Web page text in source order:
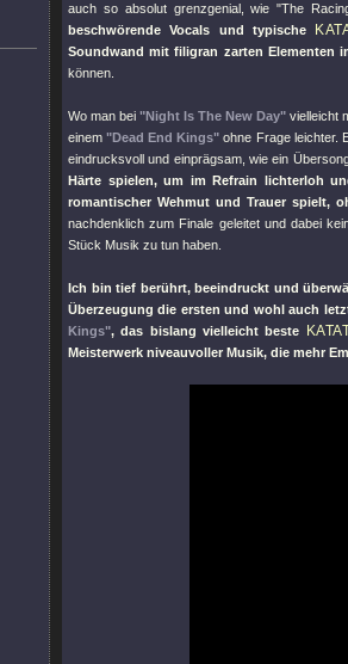
auch so absolut grenzgenial, wie"The
beschwörende Vocals und typische
Soundwand mit filigran zarten Elementen
können.
Wo man bei "Night Is The New Day" vielleicht
einem"Dead End Kings" ohne Frage leichter.
eindrucksvoll und einprägsam, wie ein
Härte spielen, um im Refrain lichterloh
romantischer Wehmut und Trauer spielt,
nachdenklich zum Finale geleitet und dabei
Stück Musik zu tun haben.
Ich bin tief berührt, beeindruckt und
Überzeugung die ersten und wohl auch
Kings", das bislang vielleicht beste
Meisterwerk niveauvoller Musik, die mehr